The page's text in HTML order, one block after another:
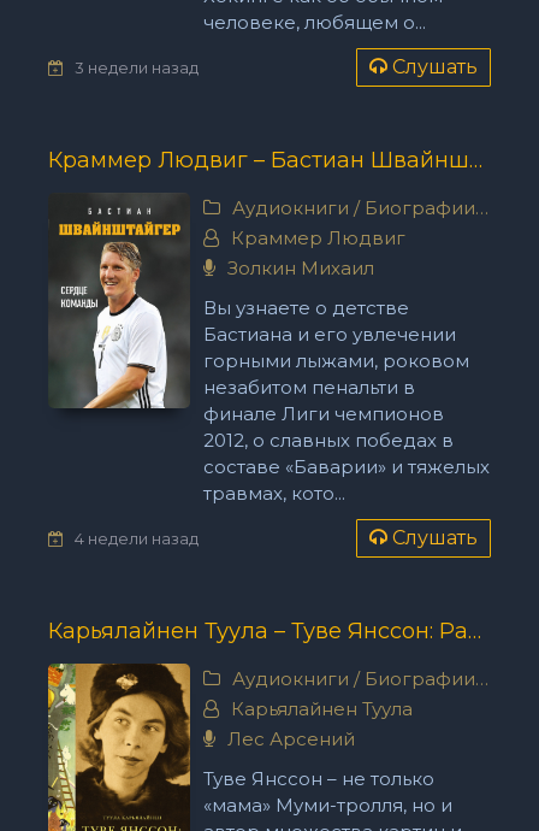
человеке, любящем о...
3 недели назад Слушать
Краммер Людвиг – Бастиан Швайнштайгер. Сердце команды
Аудиокниги / Биографии, мемуары
Краммер Людвиг
Золкин Михаил
Вы узнаете о детстве
Бастиана и его увлечении
горными лыжами, роковом
незабитом пенальти в
финале Лиги чемпионов
2012, о славных победах в
составе «Баварии» и тяжелых
травмах, кото...
4 недели назад Слушать
Карьялайнен Туула – Туве Янссон: Работай и люби
Аудиокниги / Биографии, мемуары
Карьялайнен Туула
Лес Арсений
Туве Янссон – не только
«мама» Муми-тролля, но и